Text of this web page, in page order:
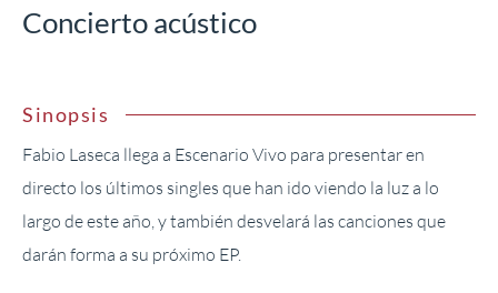
Concierto acústico
Sinopsis
Fabio Laseca llega a Escenario Vivo para presentar en
directo los últimos singles que han ido viendo la luz a lo
largo de este año, y también desvelará las canciones que
darán forma a su próximo EP.